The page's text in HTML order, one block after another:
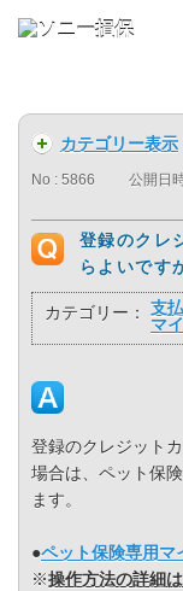
カテゴリー表示
No : 5866 公開日
登録のクレ
らよいです
カテゴリー：
支
マ
登録のクレジット
場合は、ペット保
ます。
●ペット保険専用マ
※操作方法の詳細